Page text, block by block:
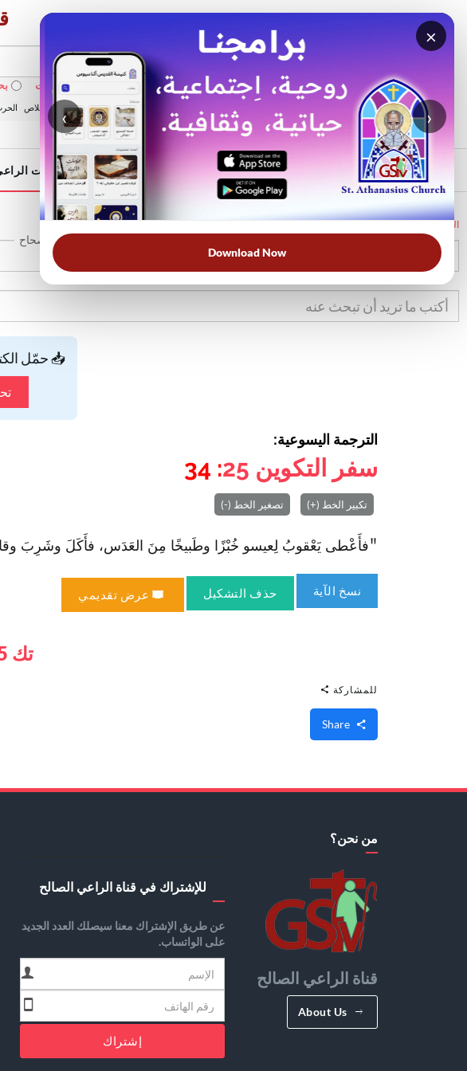
×
‹ ›
Download Now
بحث في الويبسايت
الأكثر بحثًا: خبزنا اليومي الخلاص
الرئيسية خدمات
الرئيسية
الإصحاح
📥 حمّل
الترجمة اليسوعية:
سفر التكوين 25
: 34
تكبير الخط (+) تصغير الخط (-)
"فأَعْطى يَعْقوبُ لِعيسو خُبْزًا وطَبيخًا مِنَ العَدَس، فأَكَلَ وشَرِبَ وقامَ
نسخ الآية حذف التشكيل عرض تقديمي
تك 25: 33
للمشاركة
من نحن؟
قناة الراعي الصالح
About Us
للإشتراك في قناة الراعي الصالح
عن طريق الإشتراك معنا سيصلك العدد الجديد
على الواتساب.
إشتراك